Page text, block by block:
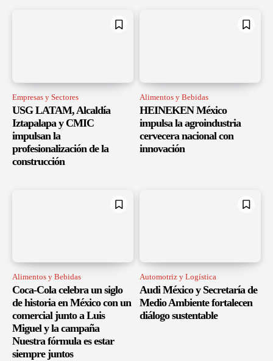
Empresas y Sectores
USG LATAM, Alcaldía
Iztapalapa y CMIC
impulsan la
profesionalización de la
construcción
Alimentos y Bebidas
HEINEKEN México
impulsa la agroindustria
cervecera nacional con
innovación
Alimentos y Bebidas
Coca-Cola celebra un siglo
de historia en México con un
comercial junto a Luis
Miguel y la campaña
Nuestra fórmula es estar
siempre juntos
Automotriz y Logística
Audi México y Secretaría de
Medio Ambiente fortalecen
diálogo sustentable